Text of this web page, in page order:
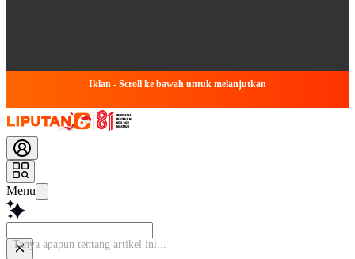
Iklan - Scroll ke bawah untuk melanjutkan
Menu
B